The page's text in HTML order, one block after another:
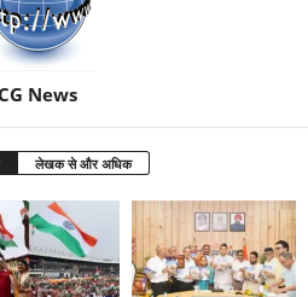
News
लेखक से और अधिक